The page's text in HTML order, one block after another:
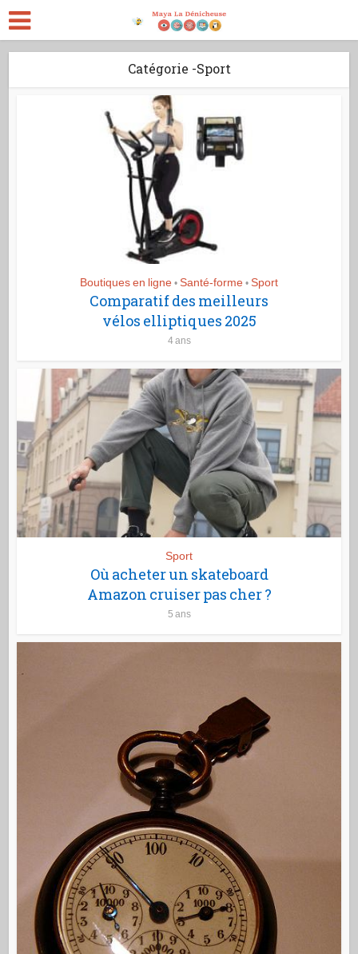
Catégorie -Sport
Boutiques en ligne • Santé-forme • Sport
Comparatif des meilleurs
vélos elliptiques 2025
4 ans
Sport
Où acheter un skateboard
Amazon cruiser pas cher ?
5 ans